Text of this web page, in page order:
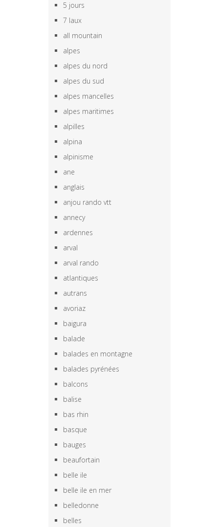
5 jours
7 laux
all mountain
alpes
alpes du nord
alpes du sud
alpes mancelles
alpes maritimes
alpilles
alpina
alpinisme
ane
anglais
anjou rando vtt
annecy
ardennes
arval
arval rando
atlantiques
autrans
avoriaz
baigura
balade
balades en montagne
balades pyrénées
balcons
balise
bas rhin
basque
bauges
beaufortain
belle ile
belle ile en mer
belledonne
belles